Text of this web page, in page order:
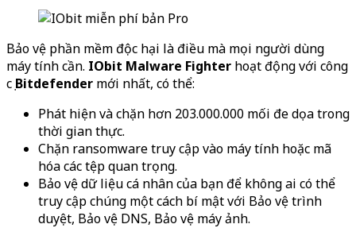
Bảo vệ phần mềm độc hại là điều mà mọi người dùng
máy tính cần. IObit Malware Fighter hoạt động với công
cụ Bitdefender mới nhất, có thể:
Phát hiện và chặn hơn 203.000.000 mối đe dọa trong
thời gian thực.
Chặn ransomware truy cập vào máy tính hoặc mã
hóa các tệp quan trọng.
Bảo vệ dữ liệu cá nhân của bạn để không ai có thể
truy cập chúng một cách bí mật với Bảo vệ trình
duyệt, Bảo vệ DNS, Bảo vệ máy ảnh.